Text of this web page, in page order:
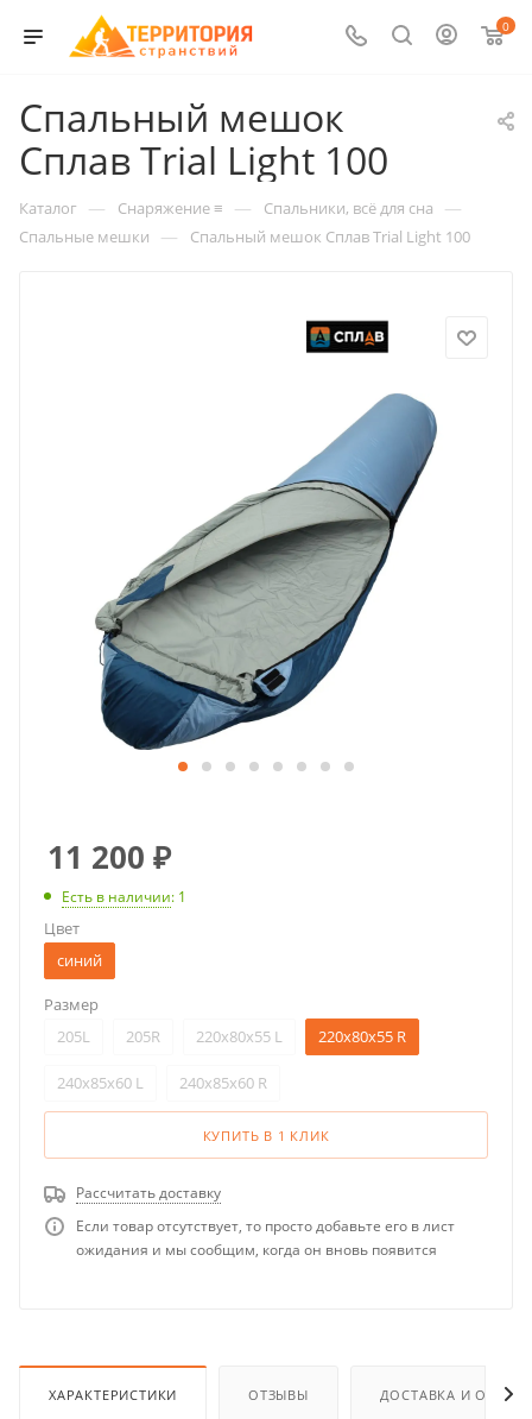
0
Спальный мешок
Сплав Trial Light 100
Каталог — Снаряжение ≡ — Спальники, всё для сна —
Спальные мешки — Спальный мешок Сплав Trial Light 100
11 200 ₽
Есть в наличии: 1
Цвет
синий
Размер
205L
205R 220x80x55 L 220x80x55 R
240x85x60 L 240x85x60 R
КУПИТЬ В 1 КЛИК
Рассчитать доставку
Если товар отсутствует, то просто добавьте его в лист
ожидания и мы сообщим, когда он вновь появится
ХАРАКТЕРИСТИКИ ОТЗЫВЫ ДОСТАВКА И